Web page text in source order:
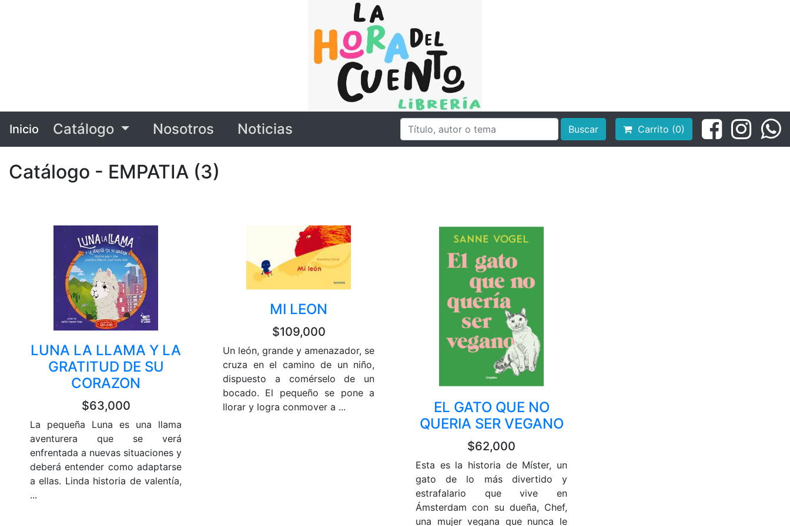
Inicio Catálogo Nosotros Noticias Buscar Carrito (0)
Catálogo - EMPATIA (3)
LUNA LA LLAMA Y LA
GRATITUD DE SU
CORAZON
$63,000
La pequeña Luna es una llama
aventurera que se verá
enfrentada a nuevas situaciones y
deberá entender como adaptarse
a ellas. Linda historia de valentía,
...
MI LEON
$109,000
Un león, grande y amenazador, se
cruza en el camino de un niño,
dispuesto a comérselo de un
bocado. El pequeño se pone a
llorar y logra conmover a ...
EL GATO QUE NO
QUERIA SER VEGANO
$62,000
Esta es la historia de Míster, un
gato de lo más divertido y
estrafalario que vive en
Ámsterdam con su dueña, Chef,
una mujer vegana que nunca le